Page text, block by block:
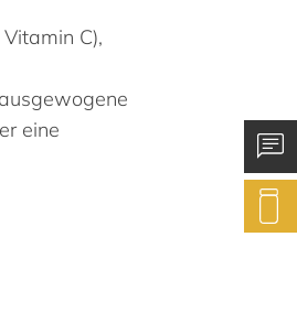
C),
eine